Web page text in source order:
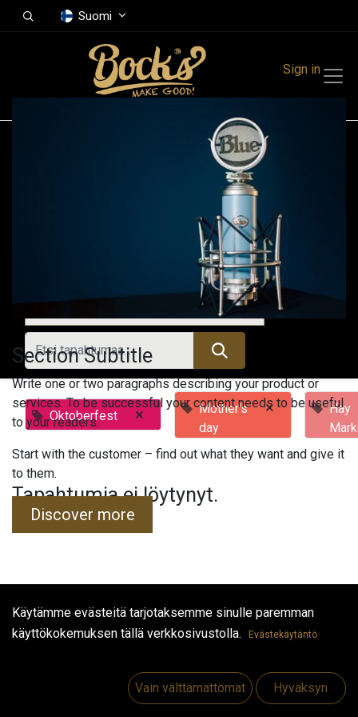
Suomi
Sign in
Menneet tapahtumat
Oktoberfest ×
Mother's
day
×
Hay
Tapahtumia ei löytynyt.
Hyödyllisiä linkkejä
Section Subtitle
Write one or two paragraphs describing your product or
services. To be successful your content needs to be useful
to your readers.
Start with the customer – find out what they want and give it
to them.
Discover more
Käytämme evästeitä tarjotaksemme sinulle paremman
käyttökokemuksen tällä verkkosivustolla.
Evästekäytäntö
Vain välttämättömät Hyväksyn